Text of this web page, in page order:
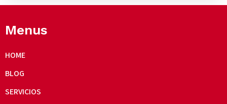
Menus
HOME
BLOG
SERVICIOS